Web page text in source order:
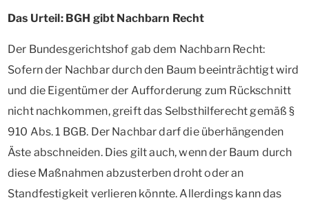
Das Urteil: BGH gibt Nachbarn Recht
Der Bundesgerichtshof gab dem Nachbarn Recht:
Sofern der Nachbar durch den Baum beeinträchtigt wird
und die Eigentümer der Aufforderung zum Rückschnitt
nicht nachkommen, greift das Selbsthilferecht gemäß §
910 Abs. 1 BGB. Der Nachbar darf die überhängenden
Äste abschneiden. Dies gilt auch, wenn der Baum durch
diese Maßnahmen abzusterben droht oder an
Standfestigkeit verlieren könnte. Allerdings kann das